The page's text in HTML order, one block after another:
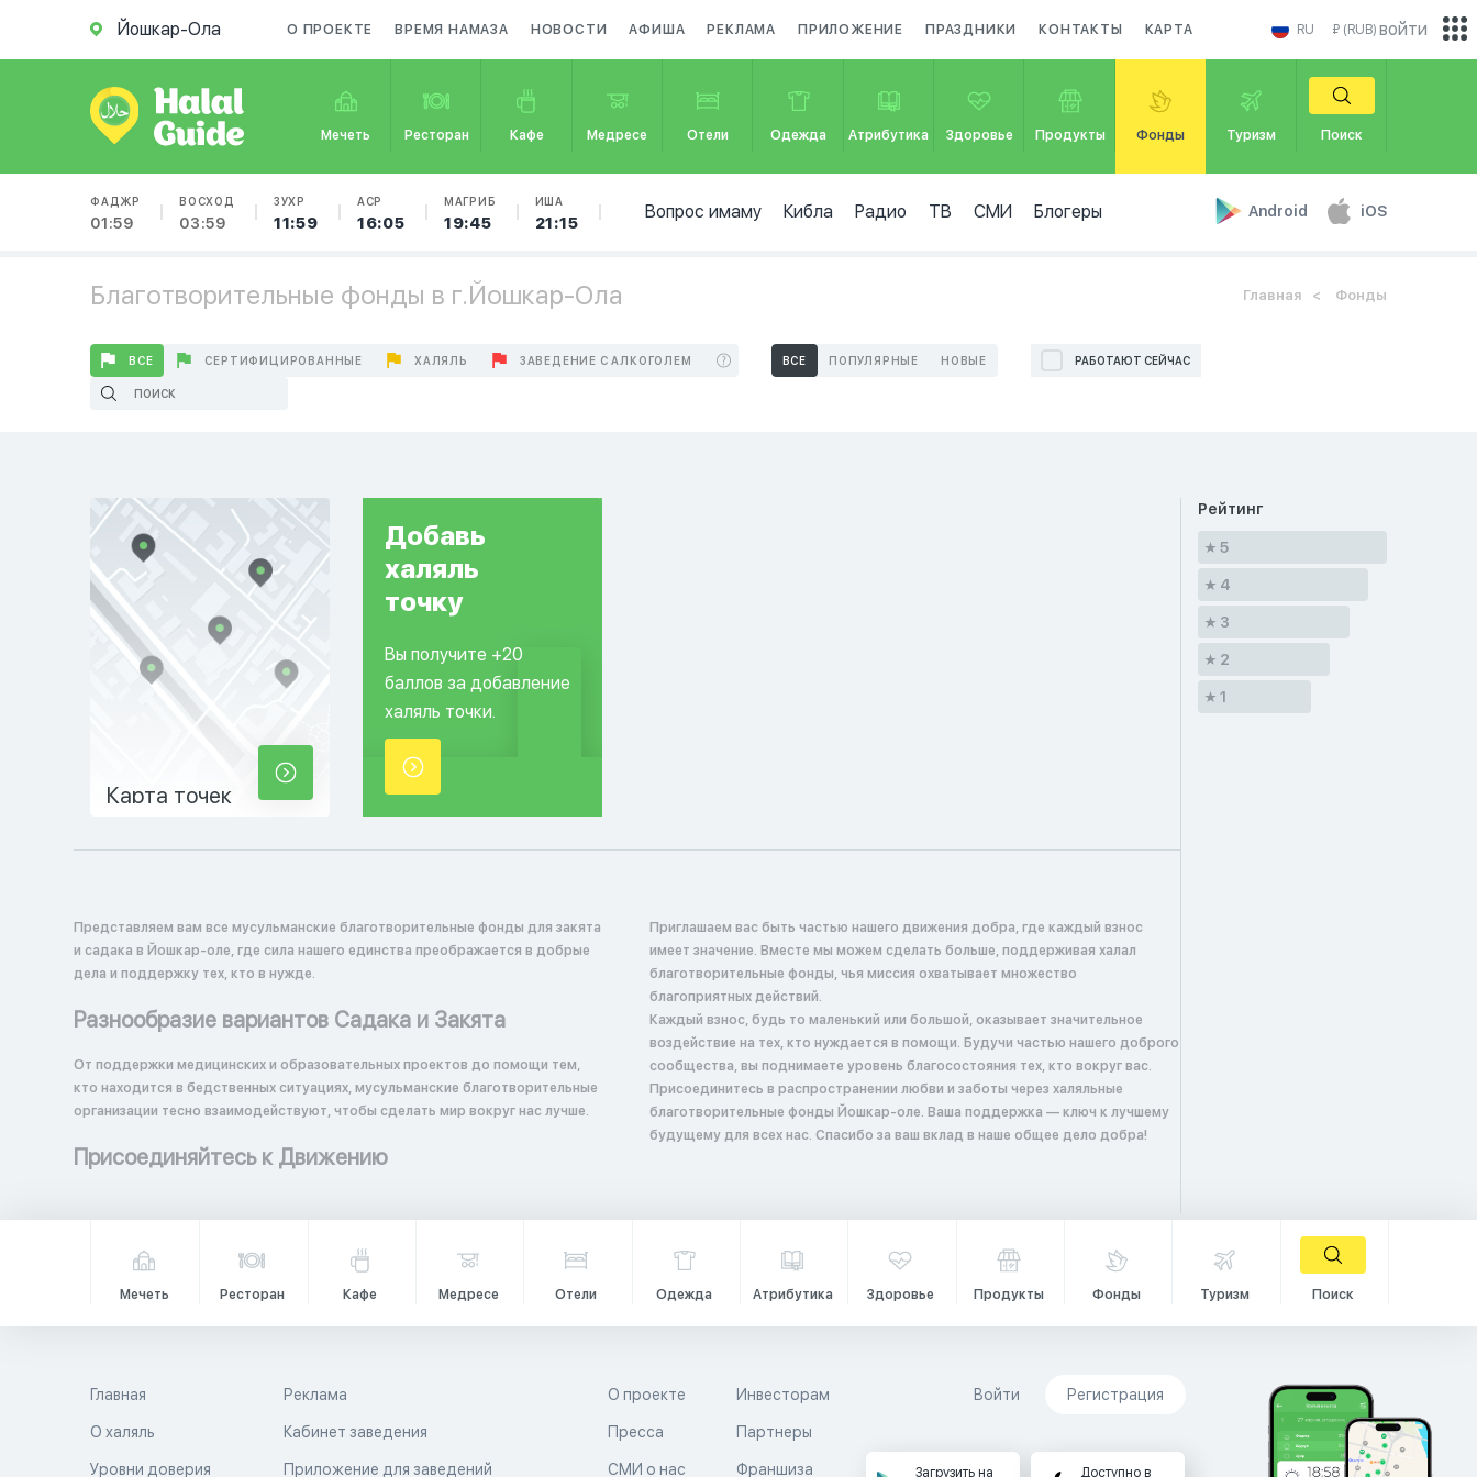
Йошкар-Ола О ПРОЕКТЕ ВРЕМЯ НАМАЗА НОВОСТИ АФИША РЕКЛАМА ПРИЛОЖЕНИЕ ПРАЗДНИКИ КОНТАКТЫ КАРТА RU ₽ (RUB)
Мечеть Ресторан Кафе Медресе Отели Одежда Атрибутика Здоровье Продукты Фонды Туризм Поиск
ФАДЖР
01:59
ВОСХОД
03:59
ЗУХР
11:59
АСР
16:05
МАГРИБ
19:45
ИША
21:15
Вопрос имаму Кибла Радио ТВ СМИ Блогеры Android iOS
войти
Благотворительные фонды в г.Йошкар-Ола Главная Фонды
ВСЕ СЕРТИФИЦИРОВАННЫЕ ХАЛЯЛЬ ЗАВЕДЕНИЕ С АЛКОГОЛЕМ ВСЕ ПОПУЛЯРНЫЕ НОВЫЕ РАБОТАЮТ СЕЙЧАС
Карта точек
Добавь
халяль
точку
Вы получите +20
баллов за добавление
халяль точки.
Представляем вам все мусульманские благотворительные фонды для закята
и садака в Йошкар-оле, где сила нашего единства преображается в добрые
дела и поддержку тех, кто в нужде.
Разнообразие вариантов Садака и Закята
От поддержки медицинских и образовательных проектов до помощи тем,
кто находится в бедственных ситуациях, мусульманские благотворительные
организации тесно взаимодействуют, чтобы сделать мир вокруг нас лучше.
Присоединяйтесь к Движению
Приглашаем вас быть частью нашего движения добра, где каждый взнос
имеет значение. Вместе мы можем сделать больше, поддерживая халал
благотворительные фонды, чья миссия охватывает множество
благоприятных действий.
Каждый взнос, будь то маленький или большой, оказывает значительное
воздействие на тех, кто нуждается в помощи. Будучи частью нашего доброго
сообщества, вы поднимаете уровень благосостояния тех, кто вокруг вас.
Присоединитесь в распространении любви и заботы через халяльные
благотворительные фонды Йошкар-оле. Ваша поддержка — ключ к лучшему
будущему для всех нас. Спасибо за ваш вклад в наше общее дело добра!
Рейтинг
5
4
3
2
1
Мечеть Ресторан Кафе Медресе Отели Одежда Атрибутика Здоровье Продукты Фонды Туризм Поиск
Главная
О халяль
Уровни доверия
Реклама
Кабинет заведения
Приложение для заведений
О проекте
Пресса
СМИ о нас
Инвесторам
Партнеры
Франшиза
Войти Регистрация
Загрузить на Доступно в